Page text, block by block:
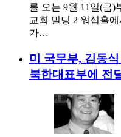
를 오는 9월 11일(금)
교회 빌딩 2 워십홀
가…
미 국무부, 김동
북한대표부에 전